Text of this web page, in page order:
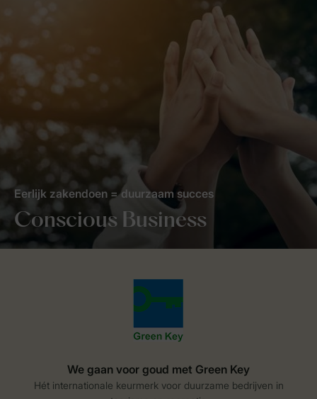
Conscious Business
Eerlijk zakendoen = duurzaam succes
We gaan voor goud met Green Key
Hét internationale keurmerk voor duurzame bedrijven in